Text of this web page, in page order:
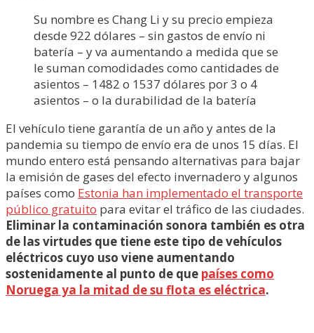
Su nombre es Chang Li y su precio empieza
desde 922 dólares – sin gastos de envío ni
batería – y va aumentando a medida que se
le suman comodidades como cantidades de
asientos – 1482 o 1537 dólares por 3 o 4
asientos – o la durabilidad de la batería
El vehículo tiene garantía de un año y antes de la
pandemia su tiempo de envío era de unos 15 días. El
mundo entero está pensando alternativas para bajar
la emisión de gases del efecto invernadero y algunos
países como Estonia han implementado el transporte
público gratuito para evitar el tráfico de las ciudades.
Eliminar la contaminación sonora también es otra
de las virtudes que tiene este tipo de vehículos
eléctricos cuyo uso viene aumentando
sostenidamente al punto de que países como
Noruega ya la mitad de su flota es eléctrica.